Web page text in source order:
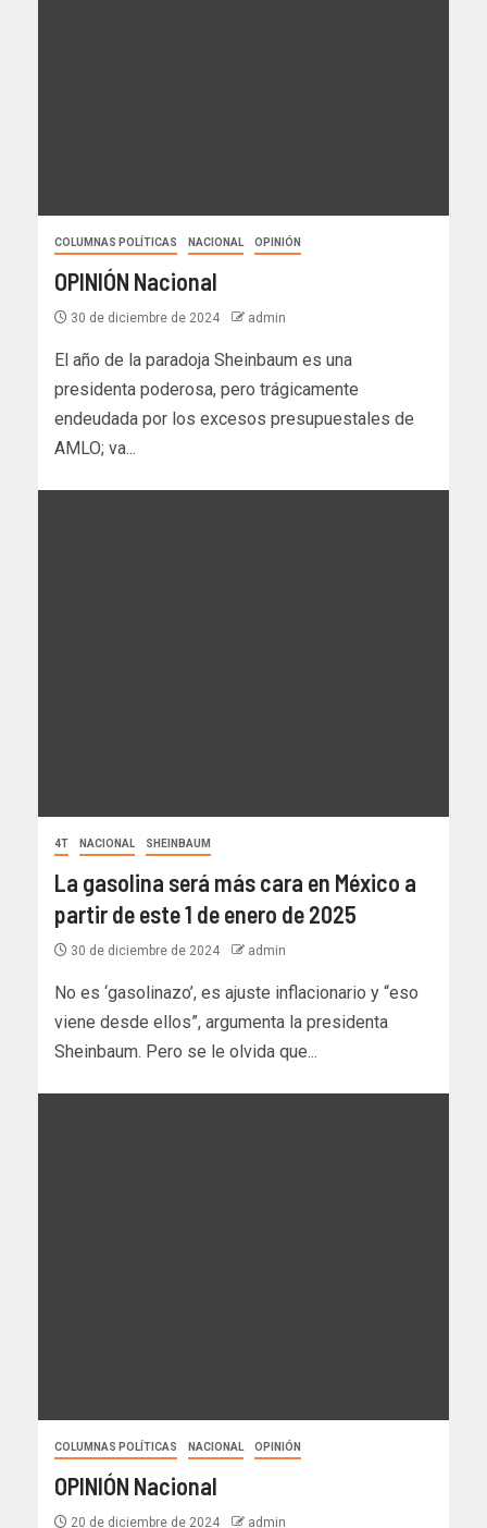
COLUMNAS POLÍTICAS NACIONAL OPINIÓN
OPINIÓN Nacional
30 de diciembre de 2024 admin
El año de la paradoja Sheinbaum es una
presidenta poderosa, pero trágicamente
endeudada por los excesos presupuestales de
AMLO; va...
4T NACIONAL SHEINBAUM
La gasolina será más cara en México a
partir de este 1 de enero de 2025
30 de diciembre de 2024 admin
No es ‘gasolinazo’, es ajuste inflacionario y “eso
viene desde ellos”, argumenta la presidenta
Sheinbaum. Pero se le olvida que...
COLUMNAS POLÍTICAS NACIONAL OPINIÓN
OPINIÓN Nacional
20 de diciembre de 2024 admin